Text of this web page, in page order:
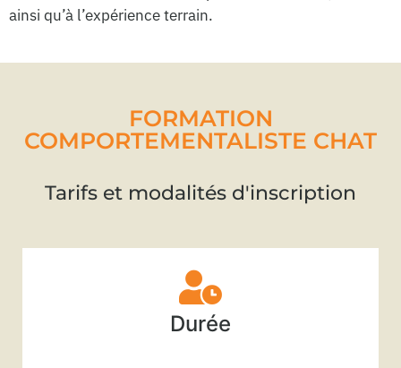
ainsi qu’à l’expérience terrain.
FORMATION
COMPORTEMENTALISTE CHAT
Tarifs et modalités d'inscription
Durée